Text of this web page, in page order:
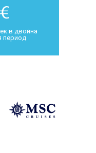
€
в двойна
период